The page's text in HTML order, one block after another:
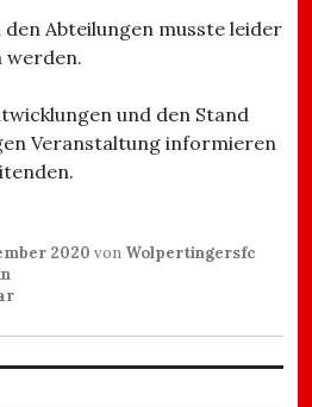
Abteilungen musste leider
werden.
und den Stand
Veranstaltung informieren
2020 von Wolpertingersfc